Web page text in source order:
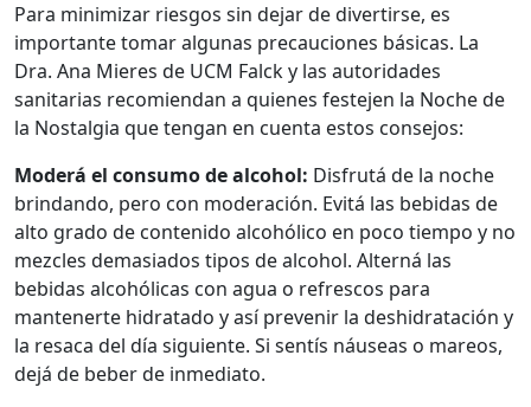
Para minimizar riesgos sin dejar de divertirse, es
importante tomar algunas precauciones básicas. La
Dra. Ana Mieres de UCM Falck y las autoridades
sanitarias recomiendan a quienes festejen la Noche de
la Nostalgia que tengan en cuenta estos consejos:
Moderá el consumo de alcohol: Disfrutá de la noche
brindando, pero con moderación. Evitá las bebidas de
alto grado de contenido alcohólico en poco tiempo y no
mezcles demasiados tipos de alcohol. Alterná las
bebidas alcohólicas con agua o refrescos para
mantenerte hidratado y así prevenir la deshidratación y
la resaca del día siguiente. Si sentís náuseas o mareos,
dejá de beber de inmediato.